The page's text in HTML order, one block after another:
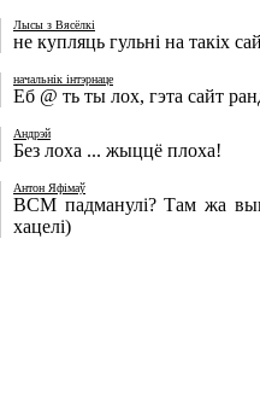
Лысы з Вясёлкі
не купляць гульні на такіх
начальнік інтэрнаце
Еб @ ть ты лох, гэта сайт
Андрэй
Без лоха ... жыццё плоха!
Антон Яфімаў
ВСМ падманулі? Там жа
хацелі)